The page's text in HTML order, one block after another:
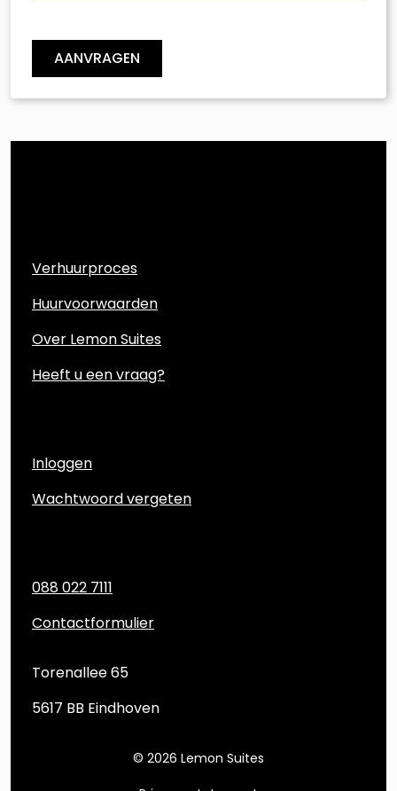
AANVRAGEN
Verhuurproces
Huurvoorwaarden
Over Lemon Suites
Heeft u een vraag?
Inloggen
Wachtwoord vergeten
088 022 7111
Contactformulier
Torenallee 65
5617 BB Eindhoven
© 2026 Lemon Suites